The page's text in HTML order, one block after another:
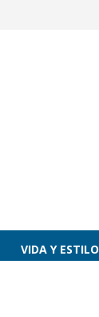
VIDA Y ESTILO